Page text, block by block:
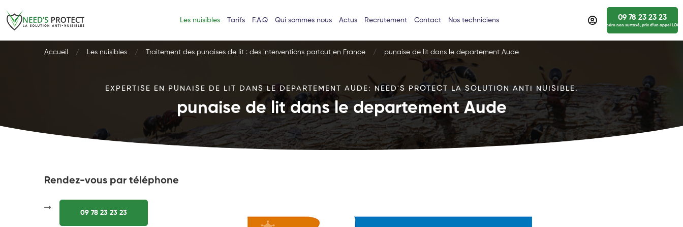
Les nuisibles Tarifs F.A.Q Qui sommes nous Actus Recrutement Contact Nos techniciens 09 78 23 23 23
numéro non surtaxé, prix d’un appel
Accueil Les nuisibles Traitement des punaises de lit : des interventions partout en France punaise de lit dans le departement Aude
EXPERTISE EN PUNAISE DE LIT DANS LE DEPARTEMENT AUDE: NEED'S PROTECT LA SOLUTION ANTI NUISIBLE.
punaise de lit dans le departement Aude
Rendez-vous par téléphone
09 78 23 23 23